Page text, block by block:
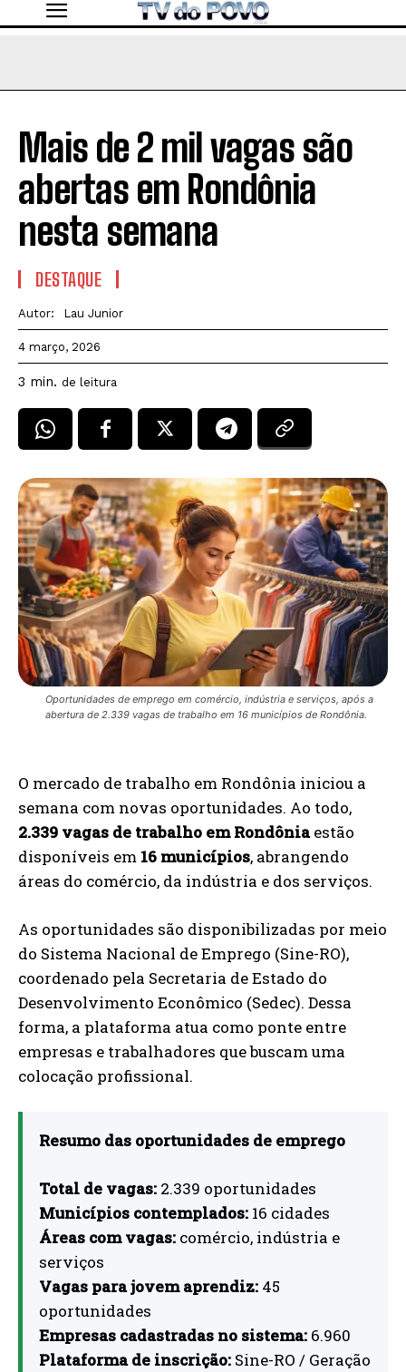
Mais de 2 mil vagas são
abertas em Rondônia
nesta semana
DESTAQUE
Autor: Lau Junior
4 março, 2026
3 min. de leitura
Oportunidades de emprego em comércio, indústria e serviços, após a
abertura de 2.339 vagas de trabalho em 16 municípios de Rondônia.
O mercado de trabalho em Rondônia iniciou a
semana com novas oportunidades. Ao todo,
2.339 vagas de trabalho em Rondôniaestão
disponíveis em 16 municípios, abrangendo
áreas do comércio, da indústria e dos serviços.
As oportunidades são disponibilizadas por meio
do Sistema Nacional de Emprego (Sine-RO),
coordenado pela Secretaria de Estado do
Desenvolvimento Econômico (Sedec). Dessa
forma, a plataforma atua como ponte entre
empresas e trabalhadores que buscam uma
colocação profissional.
Resumo das oportunidades de emprego
Total de vagas: 2.339 oportunidades
Municípios contemplados: 16 cidades
Áreas com vagas: comércio, indústria e
serviços
Vagas para jovem aprendiz: 45
oportunidades
Empresas cadastradas no sistema: 6.960
Plataforma de inscrição: Sine-RO / Geração